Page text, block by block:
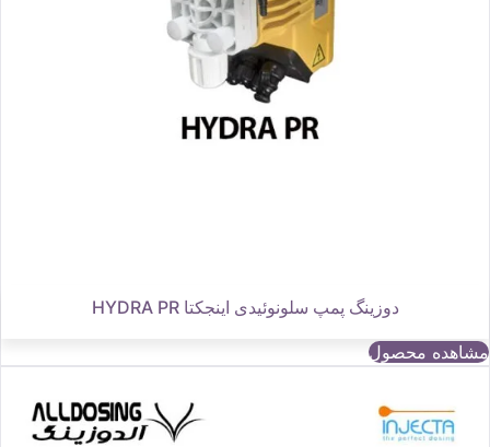
دوزینگ پمپ سلونوئیدی اینجکتا HYDRA PR
مشاهده محصول